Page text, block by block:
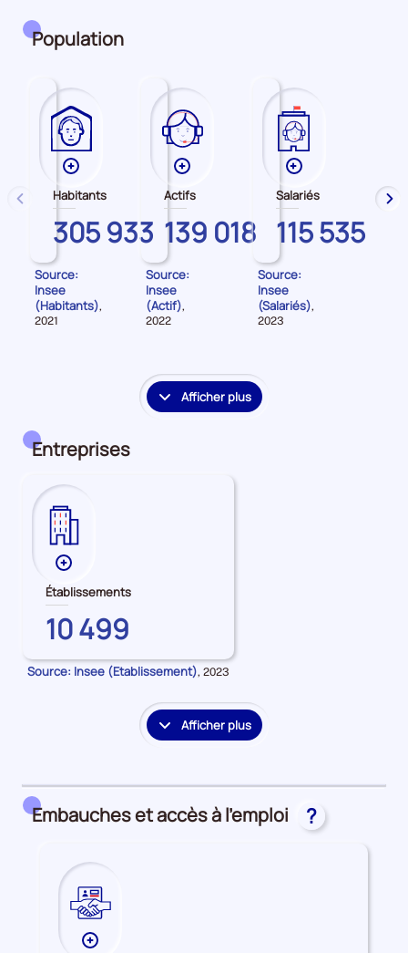
Population
Plus
de
données
sur
les
Habitants
Habitants
MAYENNE
305 933
Source:
Insee
(Habitants),
Données
2021
Plus
de
données
sur
les
Actifs
Actifs
MAYENNE
139 018
Source:
Insee
(Actif),
Données
2022
Plus
de
données
sur
les
Salariés
Salariés
MAYENNE
115 535
Source:
Insee
(Salariés),
Données
2023
précédent
Afficher plus
le
Entreprises
Plus
de
données
sur
les
Établissements
Établissements
MAYENNE
10 499
Source: Insee (Etablissement), Données
la
2023
Afficher plus
le
et
Embauches et accès à l’emploi ?
Plus